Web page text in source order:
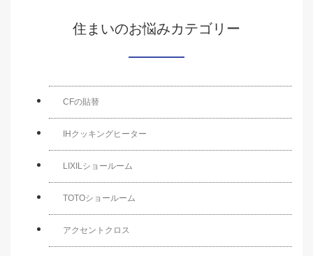
住まいのお悩みカテゴリー
CFの貼替
IHクッキングヒーター
LIXILショールーム
TOTOショールーム
アクセントクロス